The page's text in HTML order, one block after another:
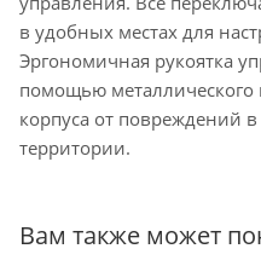
в удобных местах для
Эргономичная рукоятка
помощью металлического
корпуса от повреждений
территории.
Вам также может